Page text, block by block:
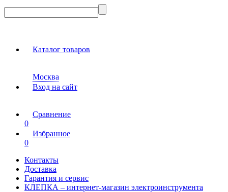
Каталог товаров
Москва
Вход на сайт
Сравнение
0
Избранное
0
Контакты
Доставка
Гарантия и сервис
КЛЕПКА – интернет-магазин электроинструмента